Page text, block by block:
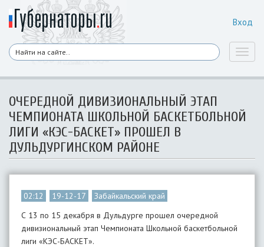
Вход
ОЧЕРЕДНОЙ ДИВИЗИОНАЛЬНЫЙ ЭТАП
ЧЕМПИОНАТА ШКОЛЬНОЙ БАСКЕТБОЛЬНОЙ
ЛИГИ «КЭС-БАСКЕТ» ПРОШЕЛ В
ДУЛЬДУРГИНСКОМ РАЙОНЕ
02:12 19-12-17
Забайкальский край
С 13 по 15 декабря в Дульдурге прошел очередной
дивизиональный этап Чемпионата Школьной баскетбольной
лиги «КЭС-БАСКЕТ».